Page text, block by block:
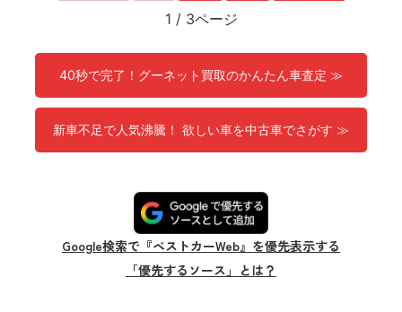
1 / 3ページ
40秒で完了！グーネット買取のかんたん車査定 ≫
新車不足で人気沸騰！ 欲しい車を中古車でさがす ≫
Google検索で『ベストカーWeb』を優先表示する
「優先するソース」とは？